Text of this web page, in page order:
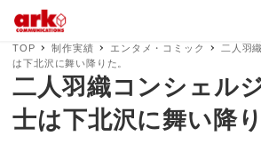
TOP 制作実績 エンタメ・コミック
二人羽
は下北沢に舞い降りた。
二人羽織コンシェル
士は下北沢に舞い降り